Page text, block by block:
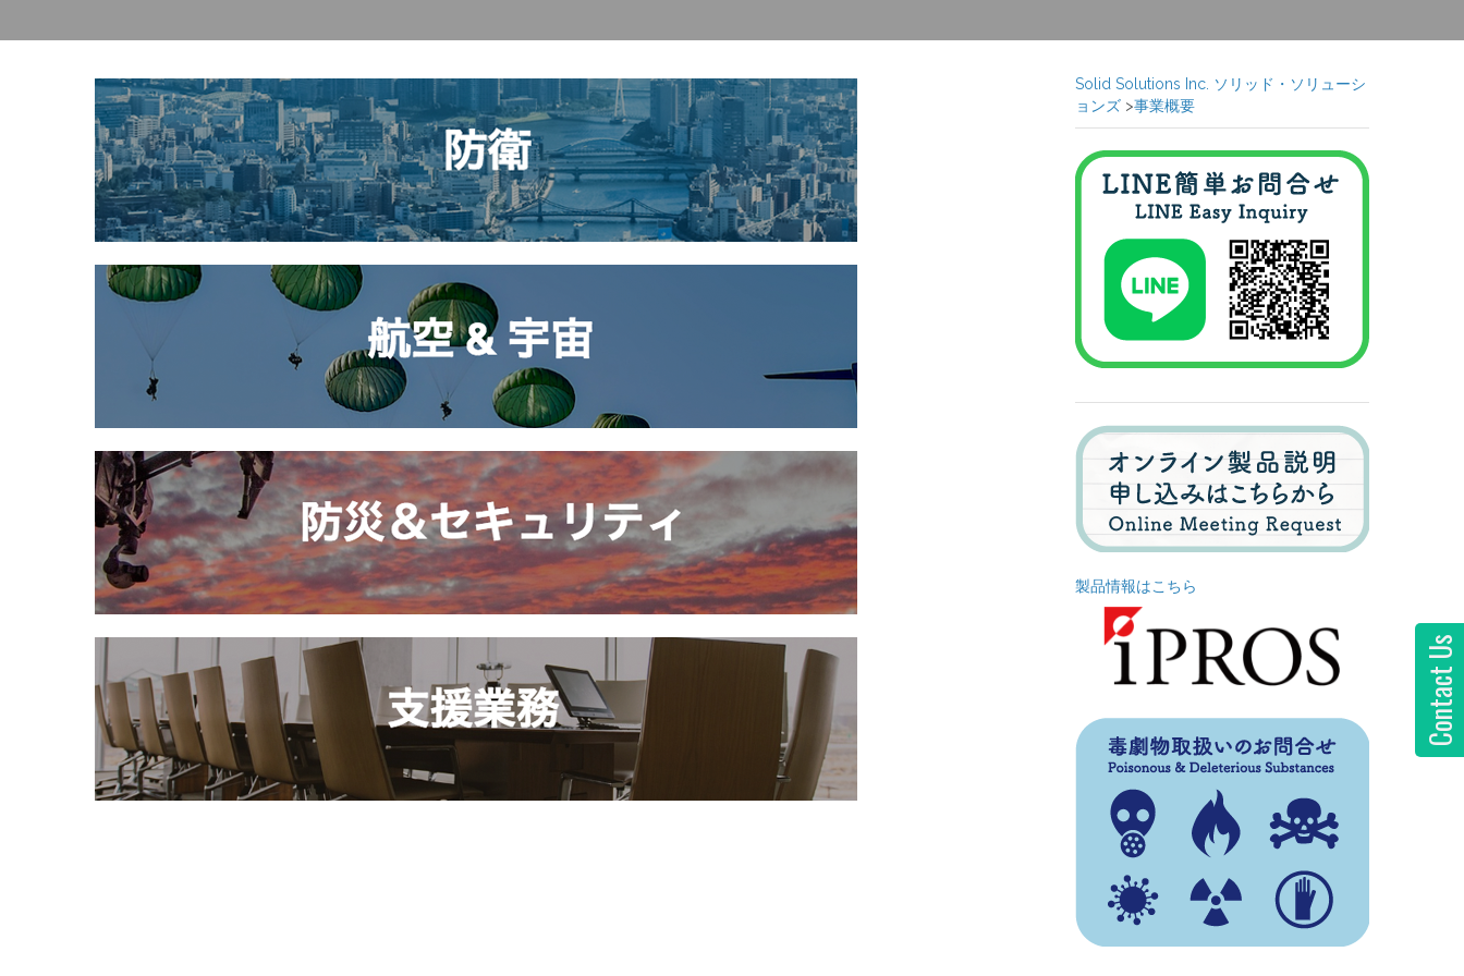
Solid Solutions Inc. ソリッド・ソリューシ
ョンズ >事業概要
製品情報はこちら
Contact Us